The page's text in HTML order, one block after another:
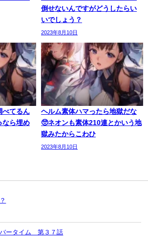
倒せないんですがどうしたらい
いでしょう？
2023年8月10日
べてるん
なら埋め
ヘルム素体ハマったら地獄だな
🥺ネオンも素体210連とかいう地
獄みたからこわひ
2023年8月10日
ータイム 第３７話